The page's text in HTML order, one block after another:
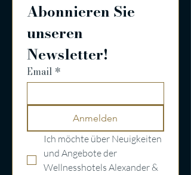
Abonnieren Sie
unseren
Newsletter!
Email *
Anmelden
Ich möchte über Neuigkeiten
und Angebote der
Wellnesshotels Alexander &